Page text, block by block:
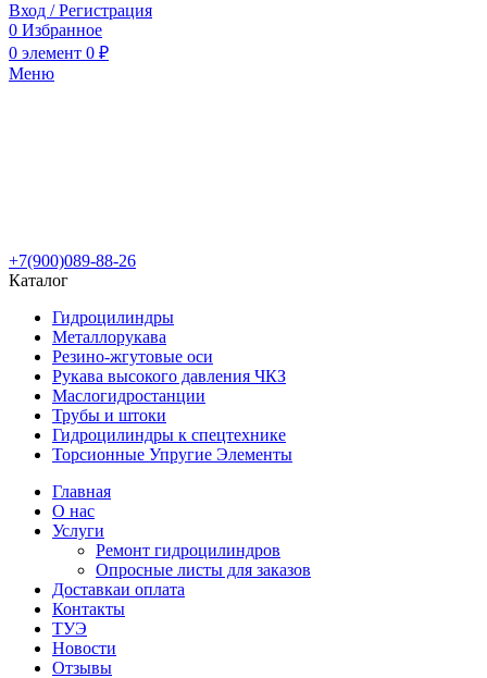
Вход / Регистрация
0 Избранное
0 элемент 0 ₽
Меню
+7(900)089-88-26
Каталог
Гидроцилиндры
Металлорукава
Резино-жгутовые оси
Рукава высокого давления ЧКЗ
Маслогидростанции
Трубы и штоки
Гидроцилиндры к спецтехнике
Торсионные Упругие Элементы
Главная
О нас
Услуги
Ремонт гидроцилиндров
Опросные листы для заказов
Доставкаи оплата
Контакты
ТУЭ
Новости
Отзывы